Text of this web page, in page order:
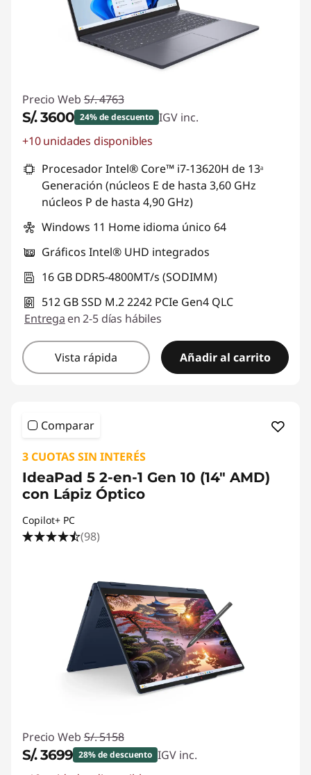
Precio Web S/. 4763
S/. 3600 24% de descuento IGV inc.
Ahorros instantáneos :
+10 unidades disponibles
Procesador Intel® Core™ i7-13620H de 13ᵃ
Generación (núcleos E de hasta 3,60 GHz
núcleos P de hasta 4,90 GHz)
Windows 11 Home idioma único 64
Gráficos Intel® UHD integrados
16 GB DDR5-4800MT/s (SODIMM)
512 GB SSD M.2 2242 PCIe Gen4 QLC
Entrega en 2-5 días hábiles
Vista rápida Añadir al carrito
Comparar
3 CUOTAS SIN INTERÉS
IdeaPad 5 2-en-1 Gen 10 (14" AMD)
con Lápiz Óptico
Copilot+ PC
(98)
Precio Web S/. 5158
S/. 3699 28% de descuento IGV inc.